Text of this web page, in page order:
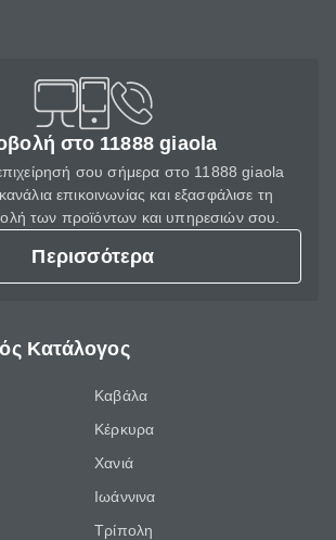
στο 11888 giaola
σου σήμερα στο 11888 giaola
επικοινωνίας και εξασφάλισε τη
των προϊόντων και υπηρεσιών σου.
Περισσότερα
Κατάλογος
Καβάλα
Κέρκυρα
Χανιά
Ιωάννινα
Τρίπολη